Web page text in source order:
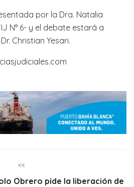
por la Dra. Natalia
N° 6- y el debate estará a
Christian Yesari.
<<
Obrero pide la liberación de